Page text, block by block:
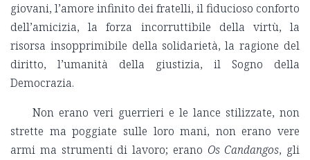
giovani, l’amore infinito dei fratelli, il fiducioso conforto
dell’amicizia, la forza incorruttibile della virtù, la
risorsa insopprimibile della solidarietà, la ragione del
diritto, l’umanità della giustizia, il Sogno della
Democrazia.
Non erano veri guerrieri e le lance stilizzate, non
strette ma poggiate sulle loro mani, non erano vere
armi ma strumenti di lavoro; erano Os Candangos, gli